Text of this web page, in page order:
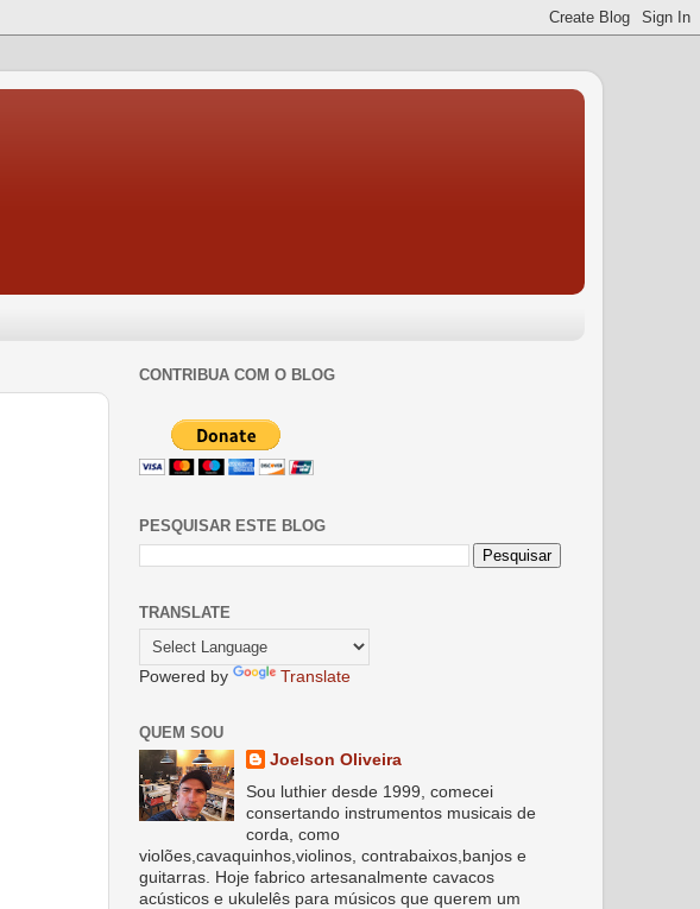
CONTRIBUA COM O BLOG
PESQUISAR ESTE BLOG
TRANSLATE
Powered by Translate
QUEM SOU
Joelson Oliveira
Sou luthier desde 1999, comecei
consertando instrumentos musicais de
corda, como
violões,cavaquinhos,violinos, contrabaixos,banjos e
guitarras. Hoje fabrico artesanalmente cavacos
acústicos e ukulelês para músicos que querem um